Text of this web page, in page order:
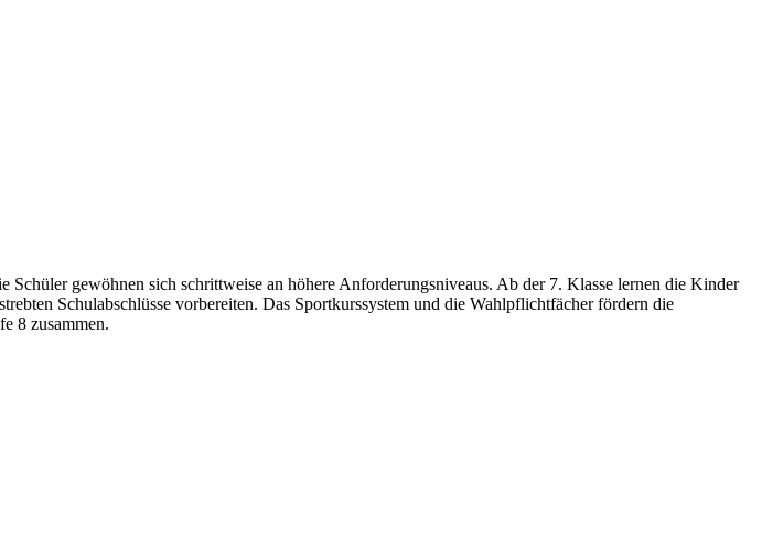
gewöhnen sich schrittweise an höhere Anforderungsniveaus. Ab der 7. Klasse lernen die Kinder
Schulabschlüsse vorbereiten. Das Sportkurssystem und die Wahlpflichtfächer fördern die
8 zusammen.